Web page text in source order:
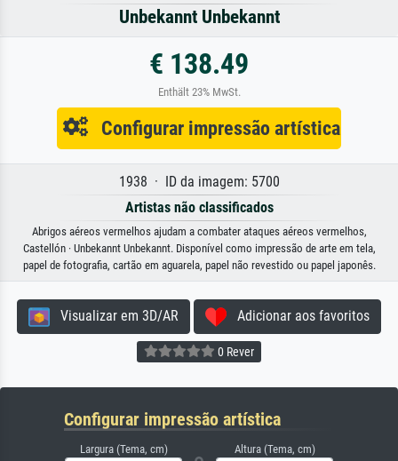
Unbekannt Unbekannt
€ 138.49
Enthält 23% MwSt.
Configurar impressão artística
1938 · ID da imagem: 5700
Artistas não classificados
Abrigos aéreos vermelhos ajudam a combater ataques aéreos vermelhos,
Castellón · Unbekannt Unbekannt. Disponível como impressão de arte em tela,
papel de fotografia, cartão em aguarela, papel não revestido ou papel japonês.
Visualizar em 3D/AR Adicionar aos favoritos
0 Rever
Configurar impressão artística
Largura (Tema, cm) Altura (Tema, cm)